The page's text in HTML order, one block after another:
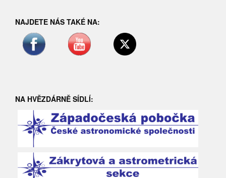
NAJDETE NÁS TAKÉ NA:
NA HVĚZDÁRNĚ SÍDLÍ: